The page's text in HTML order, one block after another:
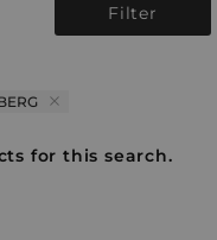
Filter
for this search.